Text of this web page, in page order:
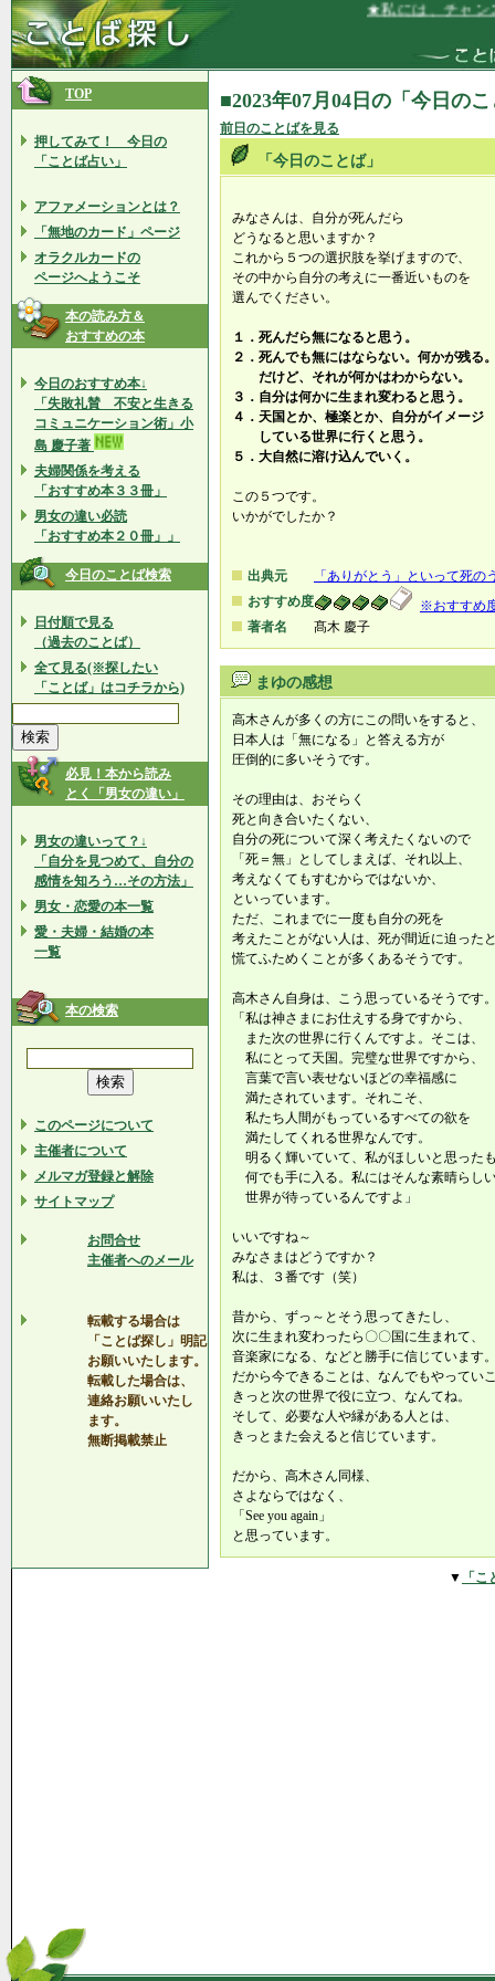
★私には、チャンス
TOP
押してみて！ 今日の
「ことば占い」
アファメーションとは？
「無地のカード」ページ
オラクルカードの
ページへようこそ
本の読み方＆
おすすめの本
今日のおすすめ本↓
「失敗礼賛 不安と生きる
コミュニケーション術」小
島 慶子著
夫婦関係を考える
「おすすめ本３３冊」
男女の違い必読
「おすすめ本２０冊」」
今日のことば検索
日付順で見る
（過去のことば）
全て見る(※探したい
「ことば」はコチラから)
必見！本から読み
とく「男女の違い」
男女の違いって？↓
「自分を見つめて、自分の
感情を知ろう…その方法」
男女・恋愛の本一覧
愛・夫婦・結婚の本
一覧
本の検索
このページについて
主催者について
メルマガ登録と解除
サイトマップ
お問合せ
主催者へのメール
転載する場合は
「ことば探し」明記
お願いいたします。
転載した場合は、
連絡お願いいたし
ます。
無断掲載禁止
■2023年07月04日の「今日の
前日のことばを見る
「今日のことば」
みなさんは、自分が死んだら
どうなると思いますか？
これから５つの選択肢を挙げますので、
その中から自分の考えに一番近いものを
選んでください。
１．死んだら無になると思う。
２．死んでも無にはならない。何かが残る
だけど、それが何かはわからない。
３．自分は何かに生まれ変わると思う。
４．天国とか、極楽とか、自分がイメージ
している世界に行くと思う。
５．大自然に溶け込んでいく。
この５つです。
いかがでしたか？
出典元
「ありがとう」といって死の
おすすめ度
※おすすめ
著者名
髙木 慶子
まゆの感想
高木さんが多くの方にこの問いをすると、
日本人は「無になる」と答える方が
圧倒的に多いそうです。
その理由は、おそらく
死と向き合いたくない、
自分の死について深く考えたくないので
「死＝無」としてしまえば、それ以上、
考えなくてもすむからではないか、
といっています。
ただ、これまでに一度も自分の死を
考えたことがない人は、死が間近に迫った
慌てふためくことが多くあるそうです。
高木さん自身は、こう思っているそうです
「私は神さまにお仕えする身ですから、
また次の世界に行くんですよ。そこは、
私にとって天国。完璧な世界ですから、
言葉で言い表せないほどの幸福感に
満たされています。それこそ、
私たち人間がもっているすべての欲を
満たしてくれる世界なんです。
明るく輝いていて、私がほしいと思った
何でも手に入る。私にはそんな素晴らし
世界が待っているんですよ」
いいですね～
みなさまはどうですか？
私は、３番です（笑）
昔から、ずっ～とそう思ってきたし、
次に生まれ変わったら〇〇国に生まれて、
音楽家になる、などと勝手に信じています
だから今できることは、なんでもやってい
きっと次の世界で役に立つ、なんてね。
そして、必要な人や縁がある人とは、
きっとまた会えると信じています。
だから、高木さん同様、
さよならではなく、
「See you again」
と思っています。
▼ 「